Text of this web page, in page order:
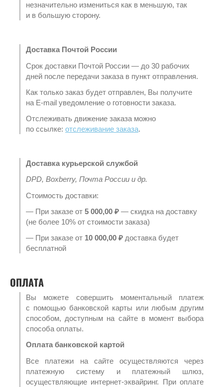
незначительно измениться как в меньшую, так
и в большую сторону.
Доставка Почтой России
Срок доставки Почтой России — до 30 рабочих
дней после передачи заказа в пункт отправления.
Как только заказ будет отправлен, Вы получите
на E-mail уведомление о готовности заказа.
Отслеживать движение заказа можно
по ссылке: отслеживание заказа.
Доставка курьерской службой
DPD, Boxberry, Почта России и др.
Стоимость доставки:
— При заказе от 5 000,00 ₽ — скидка на доставку
(не более 10% от стоимости заказа)
— При заказе от 10 000,00 ₽ доставка будет
бесплатной
ОПЛАТА
Вы можете совершить моментальный платеж
с помощью банковской карты или любым другим
способом, доступным на сайте в момент выбора
способа оплаты.
Оплата банковской картой
Все платежи на сайте осуществляются через
платежную систему и платежный шлюз,
осуществляющие интернет-эквайринг. При оплате